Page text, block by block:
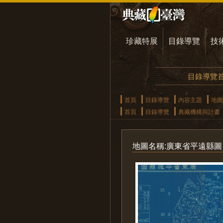
珍藏特展 目錄導覽 技
目錄導覽
首頁 目錄導覽 內容主題
地
首頁
目錄導覽 典藏機構與計畫
地圖名稱:廣東省平遠縣圖